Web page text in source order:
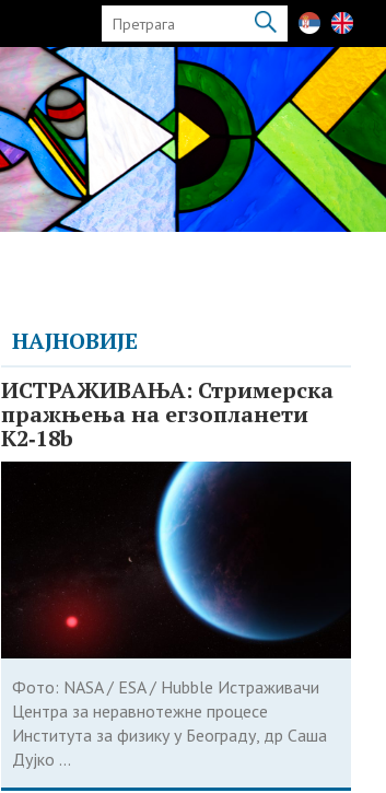
НАЈНОВИЈЕ
ИСТРАЖИВАЊА: Стримерска
пражњења на егзопланети
K2‑18b
Фото: NASA / ESA / Hubble Истраживачи
Центра за неравнотежне процесе
Института за физику у Београду, др Саша
Дујко ...